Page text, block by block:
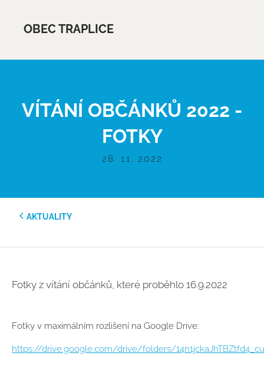
OBEC TRAPLICE
VÍTÁNÍ OBČÁNKŮ 2022 -
FOTKY
28. 11. 2022
AKTUALITY
Fotky z vítání občánků, které proběhlo 16.9.2022
Fotky v maximálním rozlišení na Google Drive:
https://drive.google.com/drive/folders/